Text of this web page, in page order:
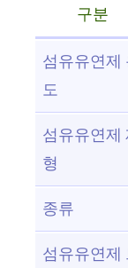
구분
섬유유연제
도
섬유유연제
형
종류
섬유유연제